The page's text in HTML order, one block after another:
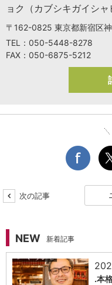
ョク（カブシキガイシャ
〒162-0825 東京都新宿区
TEL：050-5448-8278
FAX：050-6875-5212
次の記事
NEW 新着記事
.本